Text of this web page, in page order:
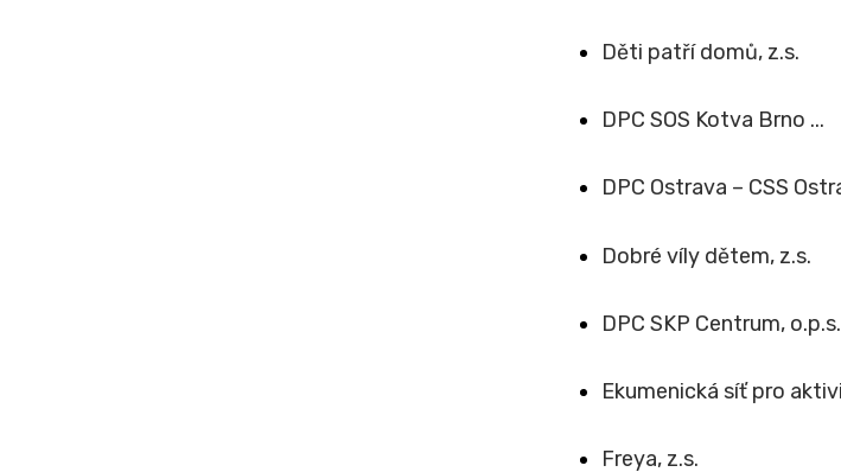
Děti patří domů, z.s.
DPC SOS Kotva Brno ...
DPC Ostrava – CSS
Dobré víly dětem, z.s.
DPC SKP Centrum, o.p.s.
Ekumenická síť pro
Freya, z.s.